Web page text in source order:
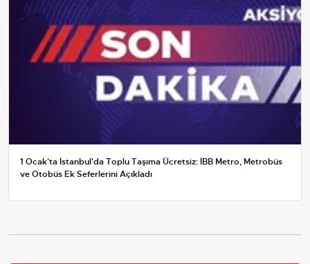
1 Ocak'ta İstanbul'da Toplu Taşıma Ücretsiz: İBB Metro, Metrobüs
ve Otobüs Ek Seferlerini Açıkladı